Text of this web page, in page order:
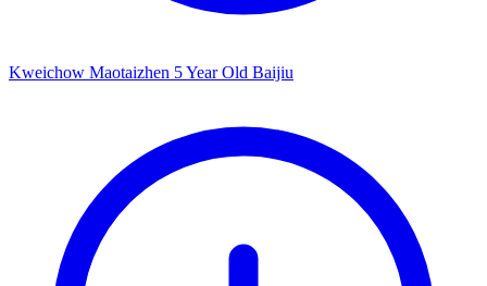
Kweichow Maotaizhen 5 Year Old Baijiu